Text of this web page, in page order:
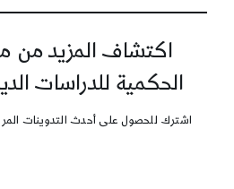
اكتشاف المزيد من
الحكمية للدراسات
اشترك للحصول على أحدث التدوينات